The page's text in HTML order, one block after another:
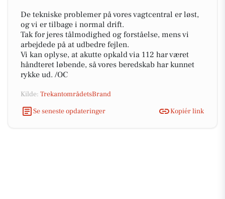
De tekniske problemer på vores vagtcentral er løst,
og vi er tilbage i normal drift.
Tak for jeres tålmodighed og forståelse, mens vi
arbejdede på at udbedre fejlen.
Vi kan oplyse, at akutte opkald via 112 har været
håndteret løbende, så vores beredskab har kunnet
rykke ud. /OC
Kilde: TrekantområdetsBrand
Se seneste opdateringer
Kopiér link